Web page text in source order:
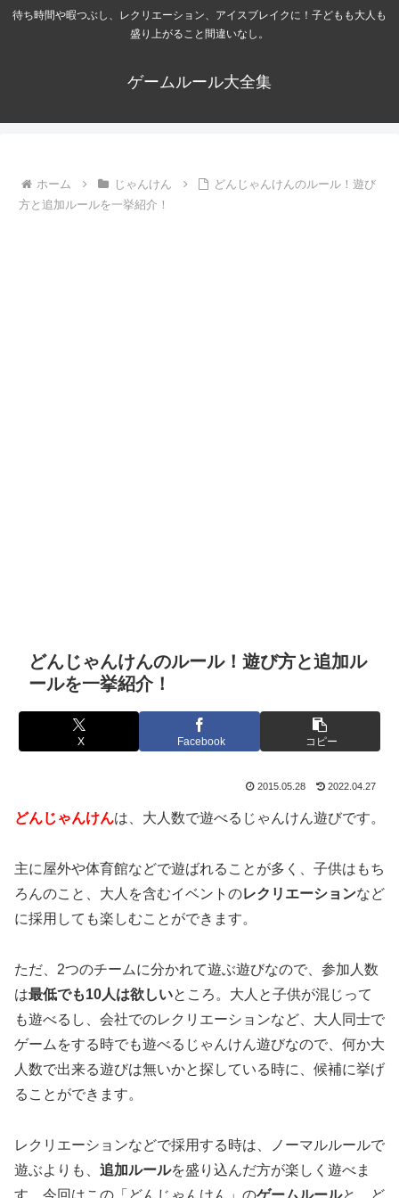
待ち時間や暇つぶし、レクリエーション、アイスブレイクに！子どもも大人も
盛り上がること間違いなし。
ゲームルール大全集
ホーム じゃんけん
どんじゃんけんのルール！遊び
方と追加ルールを一挙紹介！
どんじゃんけんのルール！遊び方と追加ル
ールを一挙紹介！
X Facebook コピー
2015.05.28 2022.04.27
どんじゃんけんは、大人数で遊べるじゃんけん遊びです。
主に屋外や体育館などで遊ばれることが多く、子供はもち
ろんのこと、大人を含むイベントのレクリエーションなど
に採用しても楽しむことができます。
ただ、2つのチームに分かれて遊ぶ遊びなので、参加人数
は最低でも10人は欲しいところ。大人と子供が混じって
も遊べるし、会社でのレクリエーションなど、大人同士で
ゲームをする時でも遊べるじゃんけん遊びなので、何か大
人数で出来る遊びは無いかと探している時に、候補に挙げ
ることができます。
レクリエーションなどで採用する時は、ノーマルルールで
遊ぶよりも、 追加ルールを盛り込んだ方が楽しく遊べま
す。今回はこの「どんじゃんけん」のゲームルールと、ど